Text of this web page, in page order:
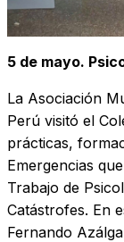
5 de mayo.
La Asociación
Perú visitó el
prácticas,
Emergencias
Trabajo de
Catástrofes. En
Fernando